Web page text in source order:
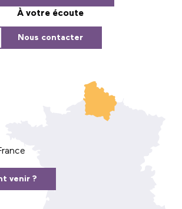
À votre écoute
Nous contacter
venir ?